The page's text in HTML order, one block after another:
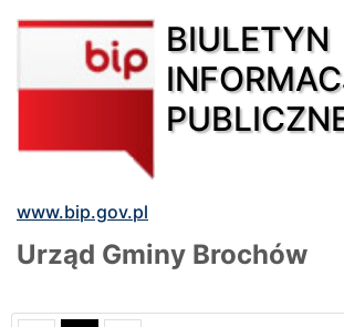
BIULETYN
www.bip.gov.pl
Urząd Gminy Brochów